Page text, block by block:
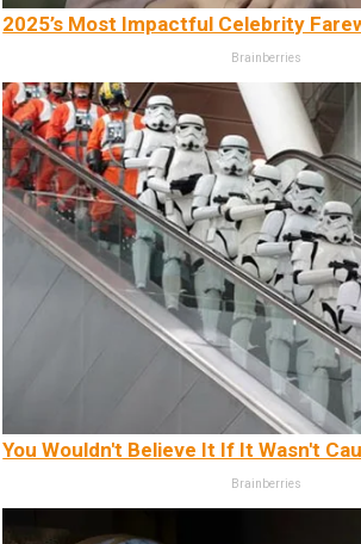
2025’s Most Impactful Celebrity
Brainberries
You Wouldn't Believe It If It Wasn't
Brainberries